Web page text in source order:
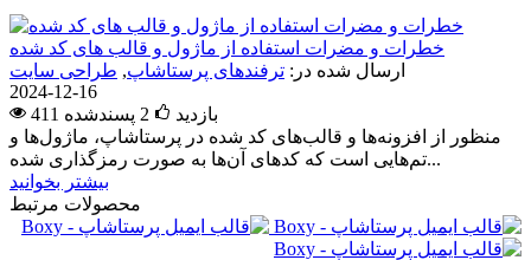
خطرات و مضرات استفاده از ماژول و قالب های کد شده
ارسال شده در: ترفندهای پرستاشاپ, طراحی سایت
2024-12-16
411 بازدید
2 پسندشده
منظور از افزونه‌ها و قالب‌های کد شده در پرستاشاپ، ماژول‌ها و
تم‌هایی است که کدهای آن‌ها به صورت رمزگذاری شده...
بیشتر بخوانید
محصولات مرتبط